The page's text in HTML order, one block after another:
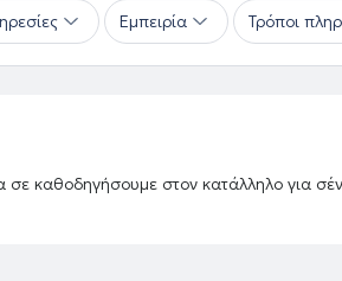
Εμπειρία Τρόποι
σε καθοδηγήσουμε στον κατάλληλο για